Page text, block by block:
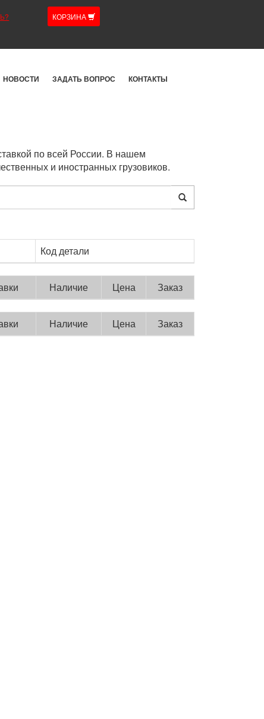
КОРЗИНА
НОВОСТИ ЗАДАТЬ ВОПРОС КОНТАКТЫ
по всей России. В нашем
и иностранных грузовиков.
Код детали
Наличие Цена Заказ
Наличие Цена Заказ